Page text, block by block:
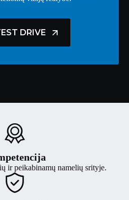
DRIVE
ir peikabinamų namelių srityje.